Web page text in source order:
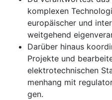
kom­ple­xen
eu­ro­pä­i­scher und
weit­ge­hend
Da­rü­ber hi­naus
Pro­jek­te und
elek­tro­tech­ni­schen
men­hang mit
gen.